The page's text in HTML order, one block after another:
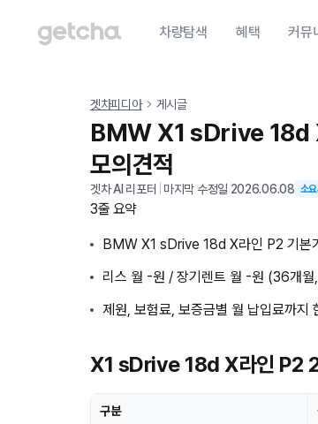
차량탐색 혜택 커뮤
겟차피디아 게시글
BMW X1 sDrive 18d
모의견적
겟차 AI 리포터 마지막 수정일 2026.06.08 소
3줄 요약
BMW X1 sDrive 18d X라인 P2 기본
리스 월 -원 / 장기렌트 월 -원 (36개
제원, 보험료, 보증금별 월 납입료까지
X1 sDrive 18d X라인 P2
구분